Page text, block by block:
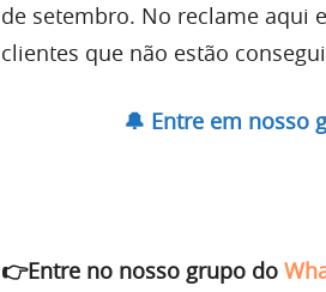
de setembro. No reclame aqui
clientes que não estão
🔔 Entre em nosso
👉Entre no nosso grupo do